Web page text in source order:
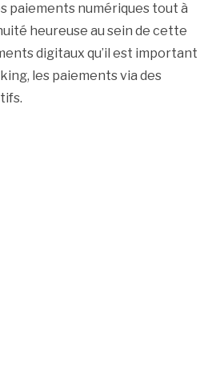
paiements numériques tout à
heureuse au sein de cette
digitaux qu’il est important
les paiements via des